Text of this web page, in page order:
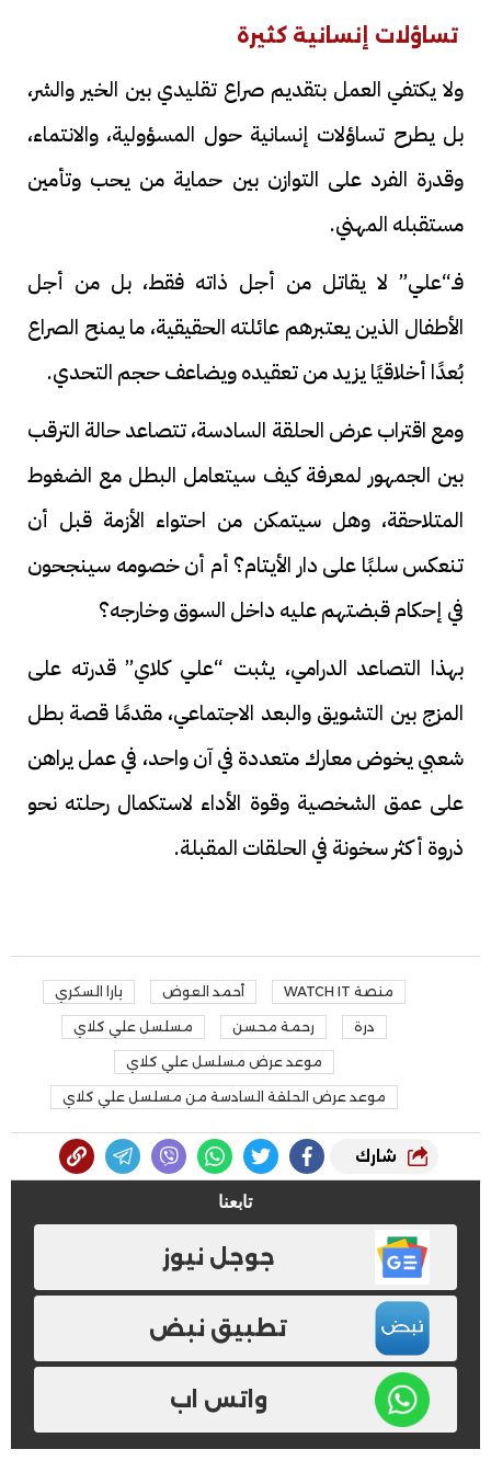
تساؤلات إنسانية كثيرة
ولا يكتفي العمل بتقديم صراع تقليدي بين الخير والشر،
بل يطرح تساؤلات إنسانية حول المسؤولية، والانتماء،
وقدرة الفرد على التوازن بين حماية من يحب وتأمين
مستقبله المهني.
فـ“علي” لا يقاتل من أجل ذاته فقط، بل من أجل
الأطفال الذين يعتبرهم عائلته الحقيقية، ما يمنح الصراع
بُعدًا أخلاقيًا يزيد من تعقيده ويضاعف حجم التحدي.
ومع اقتراب عرض الحلقة السادسة، تتصاعد حالة الترقب
بين الجمهور لمعرفة كيف سيتعامل البطل مع الضغوط
المتلاحقة، وهل سيتمكن من احتواء الأزمة قبل أن
تنعكس سلبًا على دار الأيتام؟ أم أن خصومه سينجحون
في إحكام قبضتهم عليه داخل السوق وخارجه؟
بهذا التصاعد الدرامي، يثبت “علي كلاي” قدرته على
المزج بين التشويق والبعد الاجتماعي، مقدمًا قصة بطل
شعبي يخوض معارك متعددة في آن واحد، في عمل يراهن
على عمق الشخصية وقوة الأداء لاستكمال رحلته نحو
ذروة أكثر سخونة في الحلقات المقبلة.
منصة WATCH IT أحمد العوض يارا السكري
درة رحمة محسن مسلسل علي كلاي
موعد عرض مسلسل علي كلاي
موعد عرض الحلقة السادسة من مسلسل علي كلاي
شارك
تابعنا
جوجل نيوز
تطبيق نبض
واتس اب